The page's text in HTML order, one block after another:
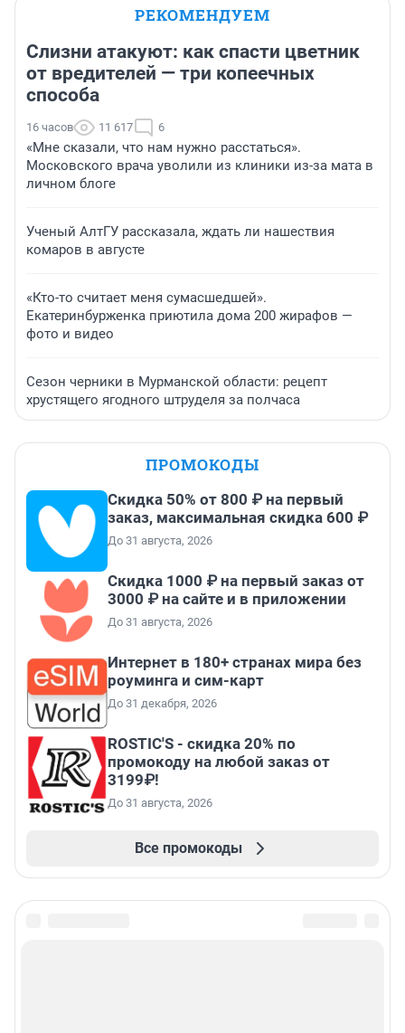
РЕКОМЕНДУЕМ
Слизни атакуют: как спасти цветник
от вредителей — три копеечных
способа
16 часов 11 617 6
«Мне сказали, что нам нужно расстаться».
Московского врача уволили из клиники из-за мата в
личном блоге
Ученый АлтГУ рассказала, ждать ли нашествия
комаров в августе
«Кто-то считает меня сумасшедшей».
Екатеринбурженка приютила дома 200 жирафов —
фото и видео
Сезон черники в Мурманской области: рецепт
хрустящего ягодного штруделя за полчаса
ПРОМОКОДЫ
Скидка 50% от 800 ₽ на первый
заказ, максимальная скидка 600 ₽
До 31 августа, 2026
Скидка 1000 ₽ на первый заказ от
3000 ₽ на сайте и в приложении
До 31 августа, 2026
Интернет в 180+ странах мира без
роуминга и сим-карт
До 31 декабря, 2026
ROSTIC'S - скидка 20% по
промокоду на любой заказ от
3199₽!
До 31 августа, 2026
Все промокоды